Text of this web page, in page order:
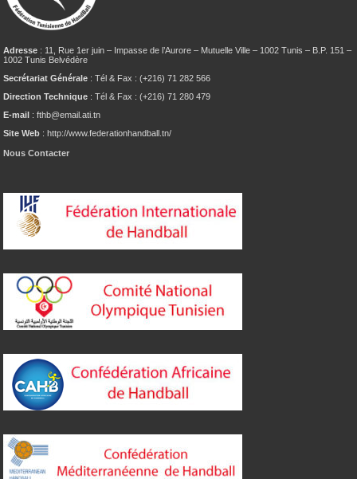
Adresse : 11, Rue 1er juin – Impasse de l’Aurore – Mutuelle Ville – 1002 Tunis – B.P. 151 –
1002 Tunis Belvédère
Secrétariat Générale : Tél & Fax : (+216) 71 282 566
Direction Technique : Tél & Fax : (+216) 71 280 479
E-mail : fthb@email.ati.tn
Site Web : http://www.federationhandball.tn/
Nous Contacter